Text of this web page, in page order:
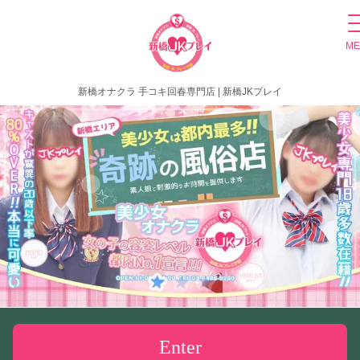
新橋オナクラ 手コキ回春専門店 | 新橋JKプレイ
Enter